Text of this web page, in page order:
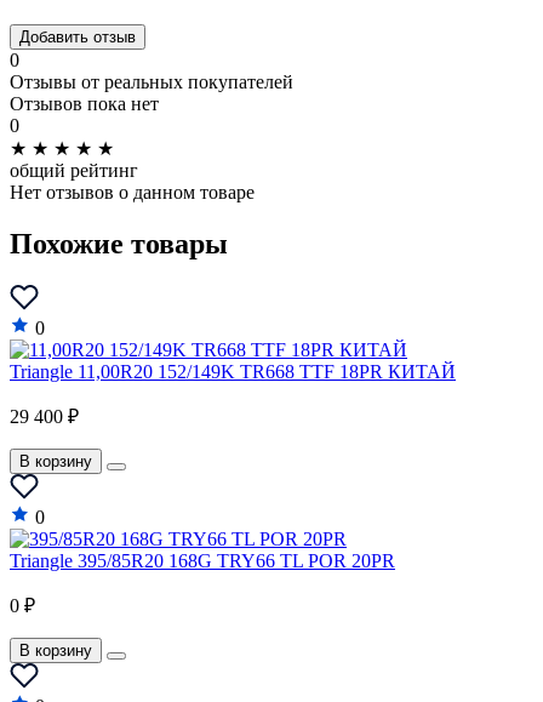
Добавить отзыв
0
Отзывы от реальных покупателей
Отзывов пока нет
0
★ ★ ★ ★ ★
общий рейтинг
Нет отзывов о данном товаре
Похожие товары
0
Triangle 11,00R20 152/149K TR668 TTF 18PR КИТАЙ
29 400 ₽
В корзину
0
Triangle 395/85R20 168G TRY66 TL POR 20PR
0 ₽
В корзину